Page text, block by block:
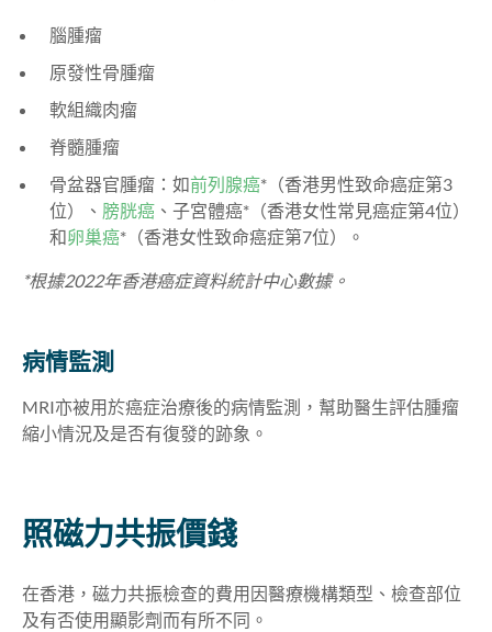
腦腫瘤
原發性骨腫瘤
軟組織肉瘤
脊髓腫瘤
骨盆器官腫瘤：如前列腺癌*（香港男性致命癌症第3
位）、 膀胱癌 、子宮體癌*（香港女性常見癌症第4位）
和卵巢癌*（香港女性致命癌症第7位）。
*根據2022年香港癌症資料統計中心數據。
病情監測
MRI亦被用於癌症治療後的病情監測，幫助醫生評估腫瘤
縮小情況及是否有復發的跡象。
照磁力共振價錢
在香港，磁力共振檢查的費用因醫療機構類型、檢查部位
及有否使用顯影劑而有所不同。